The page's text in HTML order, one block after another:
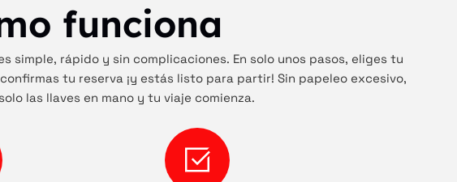
funciona
simple, rápido y sin complicaciones. En solo unos pasos, eliges tu
tu reserva ¡y estás listo para partir! Sin papeleo excesivo,
las llaves en mano y tu viaje comienza.